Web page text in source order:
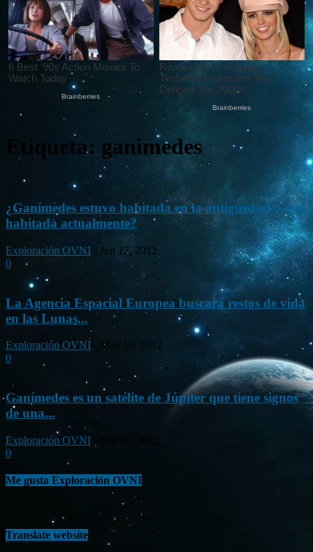
Etiqueta: ganimedes
¿Ganímedes estuvo habitada en la antigüedad o está
habitada actualmente?
Exploración OVNI - Jun 17, 2012
0
La Agencia Espacial Europea buscará restos de vida
en las Lunas...
Exploración OVNI - May 10, 2012
0
Ganímedes es un satélite de Júpiter que tiene signos
de una...
Exploración OVNI
0
Me gusta Exploración OVNI
Translate website